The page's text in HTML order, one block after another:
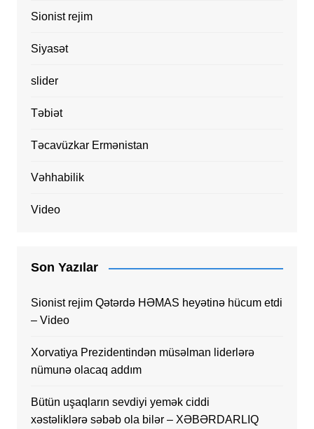
Sionist rejim
Siyasət
slider
Təbiət
Təcavüzkar Ermənistan
Vəhhabilik
Video
Son Yazılar
Sionist rejim Qətərdə HƏMAS heyətinə hücum etdi
– Video
Xorvatiya Prezidentindən müsəlman liderlərə
nümunə olacaq addım
Bütün uşaqların sevdiyi yemək ciddi
xəstəliklərə səbəb ola bilər – XƏBƏRDARLIQ